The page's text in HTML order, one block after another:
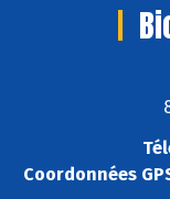
Coordonnées